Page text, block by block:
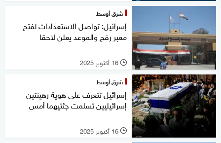
شرق أوسط
إسرائيل: تواصل الاستعدادات لفتح
معبر رفح والموعد يعلن لاحقا
l 16 أكتوبر 2025
شرق أوسط
إسرائيل تتعرف على هوية رهينتين
إسرائيليين تسلمت جثتيهما أمس
l 16 أكتوبر 2025